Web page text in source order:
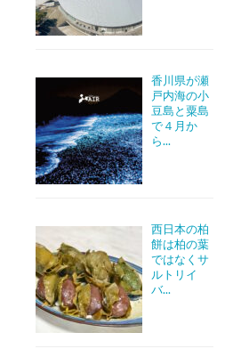
香川県が瀬
戸内海の小
豆島と粟島
で４月か
ら...
西日本の柏
餅は柏の葉
ではなくサ
ルトリイ
バ...